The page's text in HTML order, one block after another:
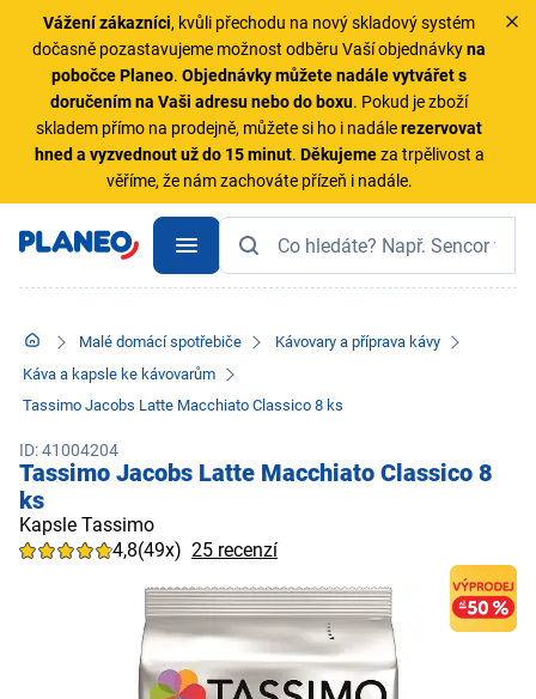
Vážení zákazníci, kvůli přechodu na nový skladový systém
dočasně pozastavujeme možnost odběru Vaší objednávkyna
pobočce Planeo.Objednávky můžete nadále vytvářet s
doručením na Vaši adresu nebo do boxu. Pokud je zboží
skladem přímo na prodejně, můžete si ho i nadálerezervovat
hned a vyzvednout už do 15 minut. Děkujemeza trpělivost a
věříme, že nám zachováte přízeň i nadále.
Malé domácí spotřebiče
Kávovary a příprava kávy
Káva a kapsle ke kávovarům
Tassimo Jacobs Latte Macchiato Classico 8 ks
ID: 41004204
Tassimo Jacobs Latte Macchiato Classico 8
ks
Kapsle Tassimo
4,8(49x) 25 recenzí